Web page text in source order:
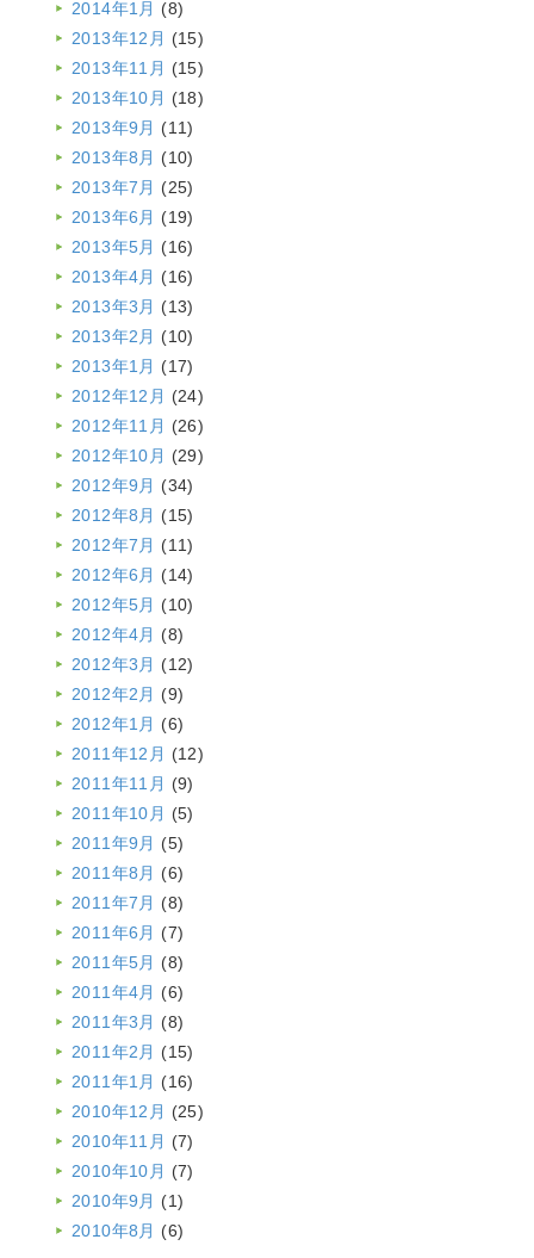
2014年1月 (8)
2013年12月 (15)
2013年11月 (15)
2013年10月 (18)
2013年9月 (11)
2013年8月 (10)
2013年7月 (25)
2013年6月 (19)
2013年5月 (16)
2013年4月 (16)
2013年3月 (13)
2013年2月 (10)
2013年1月 (17)
2012年12月 (24)
2012年11月 (26)
2012年10月 (29)
2012年9月 (34)
2012年8月 (15)
2012年7月 (11)
2012年6月 (14)
2012年5月 (10)
2012年4月 (8)
2012年3月 (12)
2012年2月 (9)
2012年1月 (6)
2011年12月 (12)
2011年11月 (9)
2011年10月 (5)
2011年9月 (5)
2011年8月 (6)
2011年7月 (8)
2011年6月 (7)
2011年5月 (8)
2011年4月 (6)
2011年3月 (8)
2011年2月 (15)
2011年1月 (16)
2010年12月 (25)
2010年11月 (7)
2010年10月 (7)
2010年9月 (1)
2010年8月 (6)